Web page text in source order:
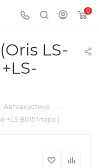
0
LS-
Автоакустика —
+LS-8015 1пара )